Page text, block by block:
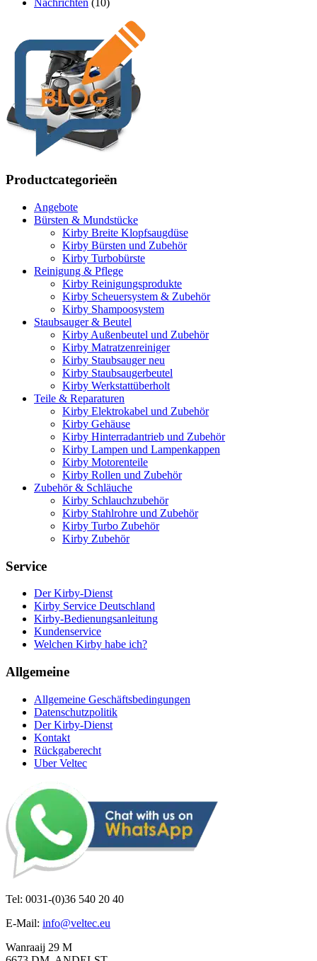
Productcategorieën
Angebote
Bürsten & Mundstücke
Kirby Breite Klopfsaugdüse
Kirby Bürsten und Zubehör
Kirby Turbobürste
Reinigung & Pflege
Kirby Reinigungsprodukte
Kirby Scheuersystem & Zubehör
Kirby Shampoosystem
Staubsauger & Beutel
Kirby Außenbeutel und Zubehör
Kirby Matratzenreiniger
Kirby Staubsauger neu
Kirby Staubsaugerbeutel
Kirby Werkstattüberholt
Teile & Reparaturen
Kirby Elektrokabel und Zubehör
Kirby Gehäuse
Kirby Hinterradantrieb und Zubehör
Kirby Lampen und Lampenkappen
Kirby Motorenteile
Kirby Rollen und Zubehör
Zubehör & Schläuche
Kirby Schlauchzubehör
Kirby Stahlrohre und Zubehör
Kirby Turbo Zubehör
Kirby Zubehör
Service
Der Kirby-Dienst
Kirby Service Deutschland
Kirby-Bedienungsanleitung
Kundenservice
Welchen Kirby habe ich?
Allgemeine
Allgemeine Geschäftsbedingungen
Datenschutzpolitik
Der Kirby-Dienst
Kontakt
Rückgaberecht
Uber Veltec
Tel: 0031-(0)36 540 20 40
E-Mail: info@veltec.eu
Wanraaij 29 M